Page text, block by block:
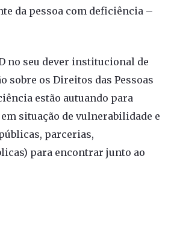
da pessoa com deficiência –
no seu dever institucional de
sobre os Direitos das Pessoas
estão autuando para
situação de vulnerabilidade e
parcerias,
para encontrar junto ao